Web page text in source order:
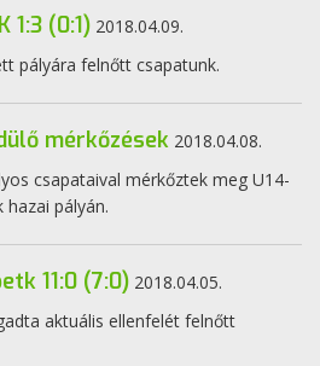
1:3 (0:1) 2018.04.09.
pályára felnőtt csapatunk.
mérkőzések 2018.04.08.
csapataival mérkőztek meg U14-
pályán.
11:0 (7:0) 2018.04.05.
aktuális ellenfelét felnőtt